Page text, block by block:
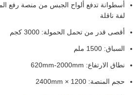
أسطوانة تدفع ألواح الجبس من منصة رفع
لفة ناقلة
أقصى قدر من تحمل الحمولة: 3000 كجم
السباق: 1500 ملم
نطاق الارتفاع: 620mm-2000mm
حجم المنصة: 1200 × 2400mm